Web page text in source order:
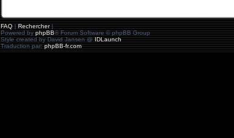
FAQ|Rechercher|
Powered byphpBB® Forum Software © phpBB Group
Style created by David Jansen @IDLaunch
Traduction par:phpBB-fr.com